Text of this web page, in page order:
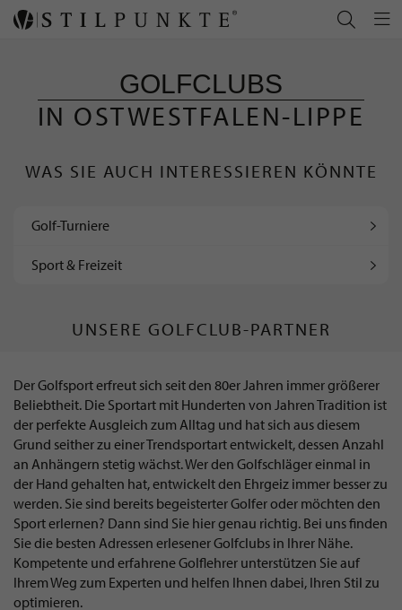
GOLFCLUBS
IN OSTWESTFALEN-LIPPE
WAS SIE AUCH INTERESSIEREN KÖNNTE
Golf-Turniere
Sport & Freizeit
UNSERE GOLFCLUB-PARTNER
Der Golfsport erfreut sich seit den 80er Jahren immer größerer
Beliebtheit. Die Sportart mit Hunderten von Jahren Tradition ist
der perfekte Ausgleich zum Alltag und hat sich aus diesem
Grund seither zu einer Trendsportart entwickelt, dessen Anzahl
an Anhängern stetig wächst. Wer den Golfschläger einmal in
der Hand gehalten hat, entwickelt den Ehrgeiz immer besser zu
werden. Sie sind bereits begeisterter Golfer oder möchten den
Sport erlernen? Dann sind Sie hier genau richtig. Bei uns finden
Sie die besten Adressen erlesener Golfclubs in Ihrer Nähe.
Kompetente und erfahrene Golflehrer unterstützen Sie auf
Ihrem Weg zum Experten und helfen Ihnen dabei, Ihren Stil zu
optimieren.